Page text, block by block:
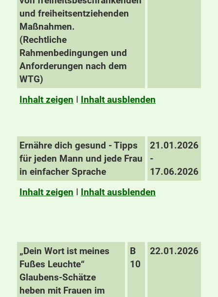
und freiheitsentziehenden
Maßnahmen.
(Rechtliche
Rahmenbedingungen und
Anforderungen nach dem
WTG)
Inhalt zeigen I Inhalt ausblenden
Ernähre dich gesund - Tipps
für jeden Mann und jede Frau
in einfacher Sprache
21.01.2026
-
17.06.2026
Inhalt zeigen I Inhalt ausblenden
„Dein Wort ist meines
Fußes Leuchte“
Glaubens-Schätze
heben mit Frauen im
B
10
22.01.2026